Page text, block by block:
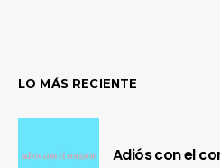
LO MÁS RECIENTE
Adiós con el